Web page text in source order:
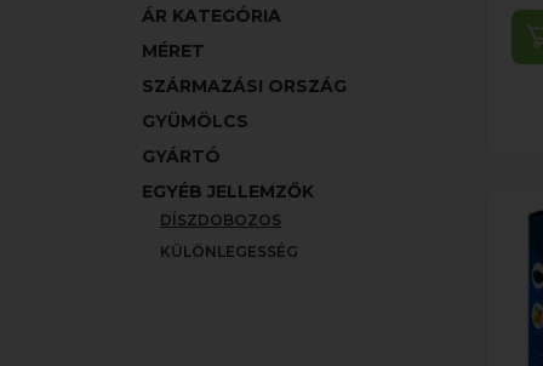
ÁR KATEGÓRIA
MÉRET
SZÁRMAZÁSI ORSZÁG
GYÜMÖLCS
GYÁRTÓ
EGYÉB JELLEMZŐK
DÍSZDOBOZOS
KÜLÖNLEGESSÉG